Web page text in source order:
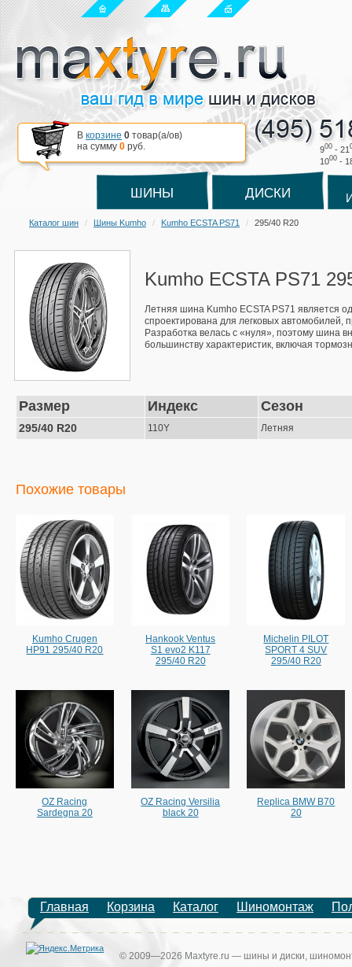
900 - 21
1000 -
В корзине 0 товар(a/ов)
на сумму 0 руб.
ШИНЫ ДИСКИ
Каталог шин Шины Kumho Kumho ECSTA PS71 295/40 R20
Kumho ECSTA PS71
Летняя шина Kumho ECSTA PS71 является
спроектирована для легковых автомобилей,
Разработка велась с «нуля», поэтому шина
большинству характеристик, включая
Размер Индекс Сезон
295/40 R20 110Y Летняя
Похожие товары
Kumho Crugen
HP91 295/40 R20
Hankook Ventus
S1 evo2 K117
295/40 R20
Michelin PILOT
SPORT 4 SUV
295/40 R20
OZ Racing
Sardegna 20
OZ Racing Versilia
black 20
Replica BMW B70
20
Главная Корзина Каталог Шиномонтаж
© 2009—2026 Maxtyre.ru — шины и диски,